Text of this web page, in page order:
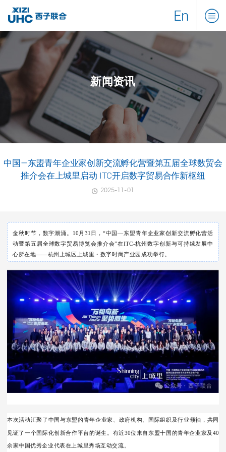
En
新闻资讯
中国—东盟青年企业家创新交流孵化营暨第五届全球数贸会
推介会在上城里启动 ITC开启数字贸易合作新枢纽
2025-11-01
金秋时节，数字潮涌。 10 月 31 日，“中国—东盟青年企业家创新交流孵化营活
动暨第五届全球数字贸易博览会推介会”在ITC-杭州数字创新与可持续发展中
心所在地——杭州上城区上城里・数字时尚产业园成功举行。
本次活动汇聚了中国与东盟的青年企业家、政府机构、国际组织及行业领袖，共同
见证了一个国际化创新合作平台的诞生。有近30位来自东盟十 国的青年企业家及40
余家中国优秀企业代表在上城里秀场互动交流。